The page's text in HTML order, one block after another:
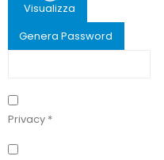
Visualizza
Genera Password
Privacy *